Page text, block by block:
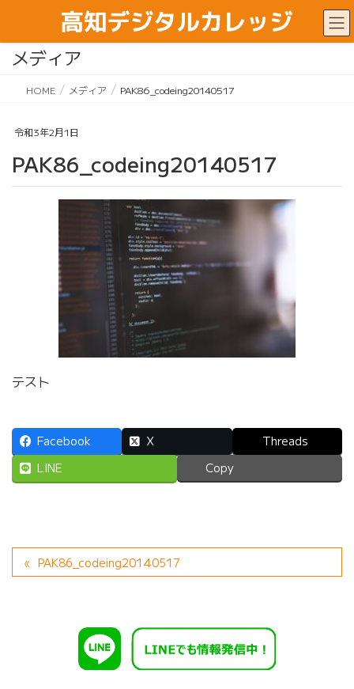
メディア
HOME メディア PAK86_codeing20140517
令和3年2月1日
PAK86_codeing20140517
テスト
Facebook X
Threads
LINE
Copy
PAK86_codeing20140517